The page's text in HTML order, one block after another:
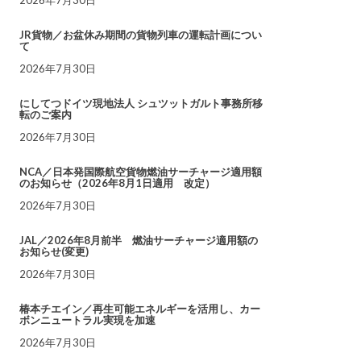
JR貨物／お盆休み期間の貨物列車の運転計画につい
て
2026年7月30日
にしてつドイツ現地法人 シュツットガルト事務所移
転のご案内
2026年7月30日
NCA／日本発国際航空貨物燃油サーチャージ適用額
のお知らせ（2026年8月1日適用 改定）
2026年7月30日
JAL／2026年8月前半 燃油サーチャージ適用額の
お知らせ(変更)
2026年7月30日
椿本チエイン／再生可能エネルギーを活用し、カー
ボンニュートラル実現を加速
2026年7月30日